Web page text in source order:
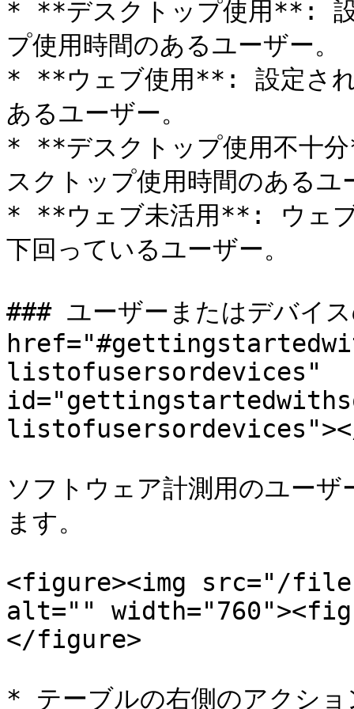
* **デスクトップ使用**: 設
プ使用時間のあるユーザー。
* **ウェブ使用**: 設定され
あるユーザー。
* **デスクトップ使用不十
スクトップ使用時間のあるユ
* **ウェブ未活用**: ウェブ
下回っているユーザー。
### ユーザーまたはデバイ
listofusersordevices"
ソフトウェア計測用のユー
ます。
<figure><img src="/
alt=""
</figure>
* テーブルの右側のアクショ